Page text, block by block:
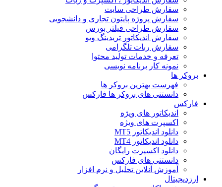
سفارش طراحی سایت
سفارش پروژه پایتون تجاری و دانشجویی
سفارش طراحی فیلتر بورس
سفارش اندیکاتور تریدینگ ویو
سفارش ربات تلگرامی
تعرفه و خدمات تولید محتوا
نمونه کار برنامه نویسی
بروکر ها
فهرست بهترین بروکر ها
دانستنی های بروکر ها فارکس
فارکس
اندیکاتور های ویژه
اکسپرت های ویژه
دانلود اندیکاتور MT5
دانلود اندیکاتور MT4
دانلود اکسپرت رایگان
دانستنی های فارکس
آموزش آنلاین تحلیل و نرم افزار
ارزدیجیتال